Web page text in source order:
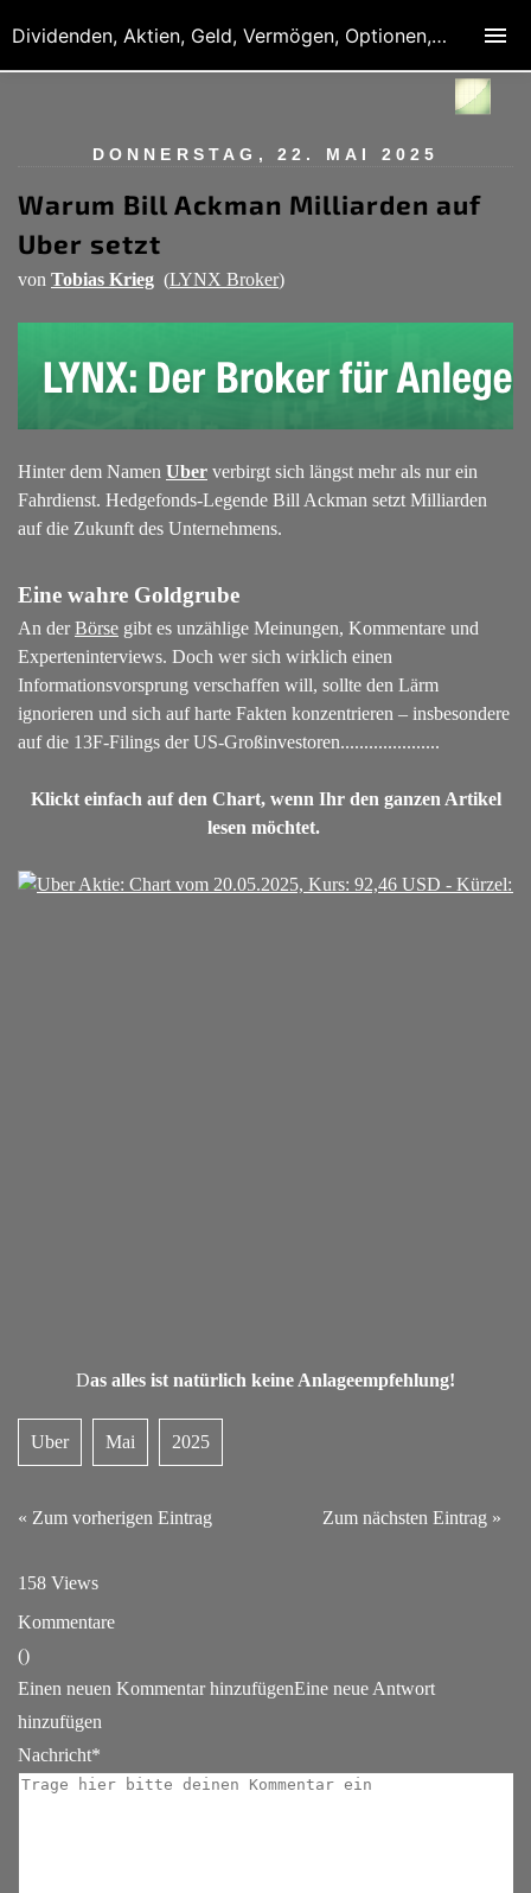
DONNERSTAG, 22. MAI 2025
Warum Bill Ackman Milliarden auf
Uber setzt
von Tobias Krieg (LYNX Broker)
Hinter dem Namen Uber verbirgt sich längst mehr als nur ein
Fahrdienst. Hedgefonds-Legende Bill Ackman setzt Milliarden
auf die Zukunft des Unternehmens.
Eine wahre Goldgrube
An derBörse gibt es unzählige Meinungen, Kommentare und
Experteninterviews. Doch wer sich wirklich einen
Informationsvorsprung verschaffen will, sollte den Lärm
ignorieren und sich auf harte Fakten konzentrieren – insbesondere
auf die 13F-Filings der US-Großinvestoren.....................
Klickt einfach auf den Chart, wenn Ihr den ganzen Artikel
lesen möchtet.
Das alles ist natürlich keine Anlageempfehlung!
Uber Mai 2025
« Zum vorherigen Eintrag Zum nächsten Eintrag »
158 Views
Kommentare
()
Einen neuen Kommentar hinzufügenEine neue Antwort
hinzufügen
Nachricht*
Dividenden, Aktien, Geld, Vermögen, Optionen, Derivate